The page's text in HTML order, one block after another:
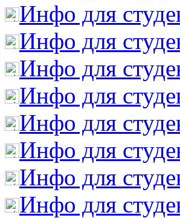
Инфо для
Инфо для
Инфо для
Инфо для
Инфо для
Инфо для
Инфо для
Инфо для